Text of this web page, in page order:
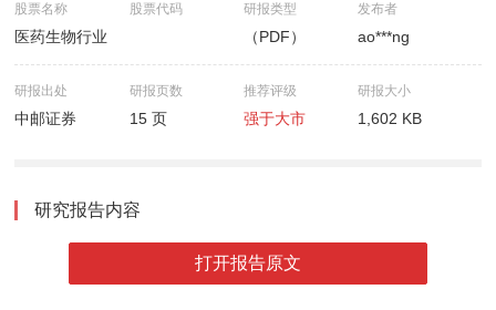
股票名称
医药生物行业
股票代码 研报类型
（PDF）
发布者
ao***ng
研报出处
中邮证券
研报页数
15 页
推荐评级
强于大市
研报大小
1,602 KB
研究报告内容
打开报告原文